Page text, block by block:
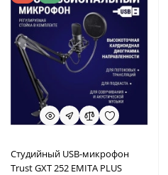
Студийный USB-микрофон
Trust GXT 252 EMITA PLUS